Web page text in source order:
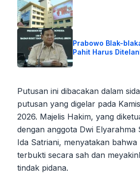
Prabowo Blak-
Pahit Harus
Putusan ini dibacakan dalam
putusan yang digelar pada
2026. Majelis Hakim, yang
dengan anggota Dwi Elyarahma
Ida Satriani, menyatakan bahwa
terbukti secara sah dan
tindak pidana.